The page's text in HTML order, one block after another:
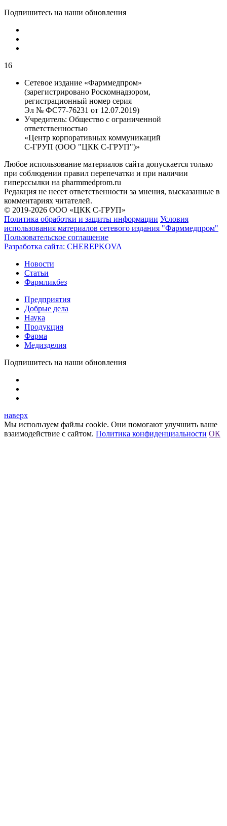
Подпишитесь на наши обновления
16
Сетевое издание «Фарммедпром»
(зарегистрировано Роскомнадзором,
регистрационный номер серия
Эл № ФС77-76231 от 12.07.2019)
Учредитель: Общество с ограниченной
ответственностью
«Центр корпоративных коммуникаций
С-ГРУП (ООО "ЦКК С-ГРУП")»
Любое использование материалов сайта допускается только
при соблюдении правил перепечатки и при наличии
гиперссылки на pharmmedprom.ru
Редакция не несет ответственности за мнения, высказанные в
комментариях читателей.
© 2019-2026 ООО «ЦКК С-ГРУП»
Политика обработки и защиты информации Условия
использования материалов сетевого издания "Фарммедпром"
Пользовательское соглашение
Разработка сайта: CHEREPKOVA
Новости
Статьи
Фармликбез
Предприятия
Добрые дела
Наука
Продукция
Фарма
Медизделия
Подпишитесь на наши обновления
наверх
Мы используем файлы cookie. Они помогают улучшить ваше
взаимодействие с сайтом. Политика конфиденциальности ОК